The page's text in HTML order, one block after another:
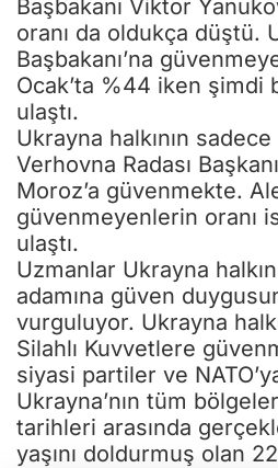
Başbakanı Viktor
oranı da oldukça düştü.
Başbakanı’na
Ocak’ta %44 iken şimdi
ulaştı.
Ukrayna halkının
Verhovna Radası
Moroz’a güvenmekte.
güvenmeyenlerin oranı
ulaştı.
Uzmanlar Ukrayna
adamına güven
vurguluyor. Ukrayna
Silahlı Kuvvetlere
siyasi partiler ve
Ukrayna’nın tüm
tarihleri arasında
yaşını doldurmuş olan